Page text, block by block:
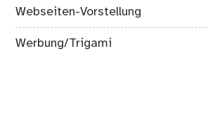
Webseiten-Vorstellung
Werbung/Trigami